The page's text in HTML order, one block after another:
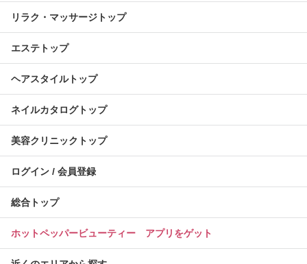
リラク・マッサージトップ
エステトップ
ヘアスタイルトップ
ネイルカタログトップ
美容クリニックトップ
ログイン / 会員登録
総合トップ
ホットペッパービューティー アプリをゲット